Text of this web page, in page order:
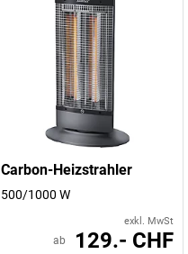
Carbon-Heizstrahler
500/1000 W
exkl. MwSt
ab 129.- CHF